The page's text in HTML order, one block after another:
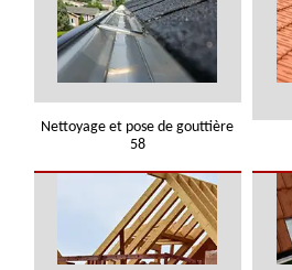
Nettoyage et pose de gouttière
58